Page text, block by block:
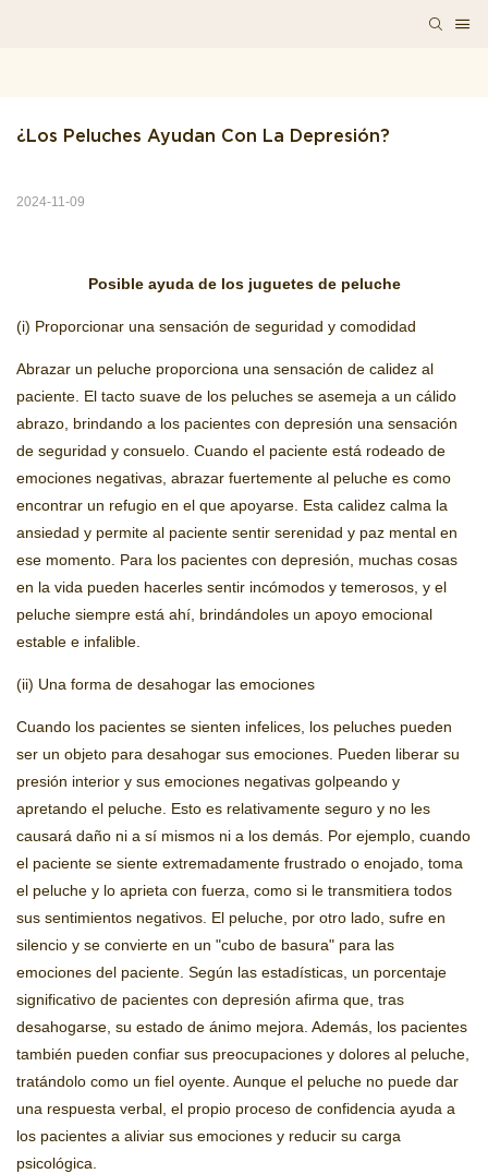
¿Los Peluches Ayudan Con La Depresión?
2024-11-09
Posible ayuda de los juguetes de peluche
(i) Proporcionar una sensación de seguridad y comodidad
Abrazar un peluche proporciona una sensación de calidez al
paciente. El tacto suave de los peluches se asemeja a un cálido
abrazo, brindando a los pacientes con depresión una sensación
de seguridad y consuelo. Cuando el paciente está rodeado de
emociones negativas, abrazar fuertemente al peluche es como
encontrar un refugio en el que apoyarse. Esta calidez calma la
ansiedad y permite al paciente sentir serenidad y paz mental en
ese momento. Para los pacientes con depresión, muchas cosas
en la vida pueden hacerles sentir incómodos y temerosos, y el
peluche siempre está ahí, brindándoles un apoyo emocional
estable e infalible.
(ii) Una forma de desahogar las emociones
Cuando los pacientes se sienten infelices, los peluches pueden
ser un objeto para desahogar sus emociones. Pueden liberar su
presión interior y sus emociones negativas golpeando y
apretando el peluche. Esto es relativamente seguro y no les
causará daño ni a sí mismos ni a los demás. Por ejemplo, cuando
el paciente se siente extremadamente frustrado o enojado, toma
el peluche y lo aprieta con fuerza, como si le transmitiera todos
sus sentimientos negativos. El peluche, por otro lado, sufre en
silencio y se convierte en un "cubo de basura" para las
emociones del paciente. Según las estadísticas, un porcentaje
significativo de pacientes con depresión afirma que, tras
desahogarse, su estado de ánimo mejora. Además, los pacientes
también pueden confiar sus preocupaciones y dolores al peluche,
tratándolo como un fiel oyente. Aunque el peluche no puede dar
una respuesta verbal, el propio proceso de confidencia ayuda a
los pacientes a aliviar sus emociones y reducir su carga
psicológica.